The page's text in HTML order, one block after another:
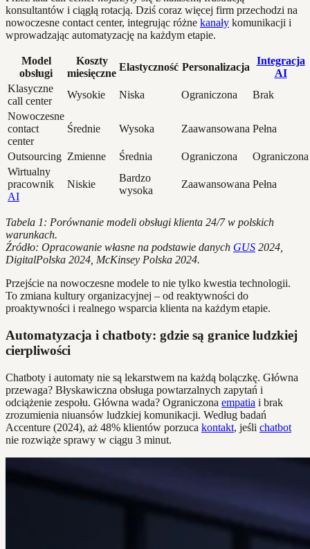
konsultantów i ciągłą rotacją. Dziś coraz więcej firm przechodzi na
nowoczesne contact center, integrując różne kanały komunikacji i
wprowadzając automatyzację na każdym etapie.
Model
obsługi
Koszty
miesięczne
Elastyczność Personalizacja
Integracja
AI
Klasyczne
call center
Wysokie Niska Ograniczona
Brak
Nowoczesne
contact
center
Średnie Wysoka Zaawansowana Pełna
Outsourcing Zmienne Średnia Ograniczona
Ograniczona
Wirtualny
pracownik
AI
Niskie
Bardzo
wysoka
Zaawansowana Pełna
Tabela 1: Porównanie modeli obsługi klienta 24/7 w polskich
warunkach.
Źródło: Opracowanie własne na podstawie danych GUS 2024,
DigitalPolska 2024, McKinsey Polska 2024.
Przejście na nowoczesne modele to nie tylko kwestia technologii.
To zmiana kultury organizacyjnej – od reaktywności do
proaktywności i realnego wsparcia klienta na każdym etapie.
Automatyzacja i chatboty: gdzie są granice ludzkiej
cierpliwości
Chatboty i automaty nie są lekarstwem na każdą bolączkę. Główna
przewaga? Błyskawiczna obsługa powtarzalnych zapytań i
odciążenie zespołu. Główna wada? Ograniczona empatia i brak
zrozumienia niuansów ludzkiej komunikacji. Według badań
Accenture (2024), aż 48% klientów porzuca kontakt, jeśli chatbot
nie rozwiąże sprawy w ciągu 3 minut.